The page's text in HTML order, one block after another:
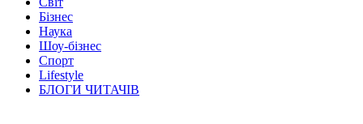
Бізнес
Наука
Шоу-бізнес
Спорт
Lifestyle
БЛОГИ ЧИТАЧІВ